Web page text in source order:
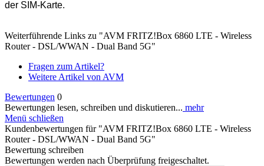
der SIM-Karte.
Weiterführende Links zu "AVM FRITZ!Box 6860 LTE - Wireless
Router - DSL/WWAN - Dual Band 5G"
Fragen zum Artikel?
Weitere Artikel von AVM
Bewertungen 0
Bewertungen lesen, schreiben und diskutieren... mehr
Menü schließen
Kundenbewertungen für "AVM FRITZ!Box 6860 LTE - Wireless
Router - DSL/WWAN - Dual Band 5G"
Bewertung schreiben
Bewertungen werden nach Überprüfung freigeschaltet.